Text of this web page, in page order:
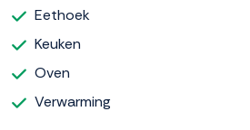
Eethoek
Keuken
Oven
Verwarming